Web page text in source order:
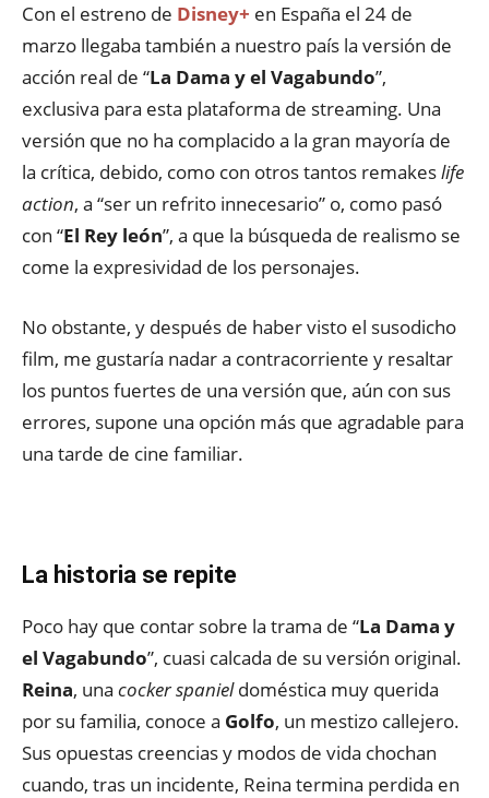
Con el estreno de Disney+ en España el 24 de
marzo llegaba también a nuestro país la versión de
acción real de “La Dama y el Vagabundo”,
exclusiva para esta plataforma de streaming. Una
versión que no ha complacido a la gran mayoría de
la crítica, debido, como con otros tantos remakeslife
action, a “ser un refrito innecesario” o, como pasó
con “El Rey león”, a que la búsqueda de realismo se
come la expresividad de los personajes.
No obstante, y después de haber visto el susodicho
film, me gustaría nadar a contracorriente y resaltar
los puntos fuertes de una versión que, aún con sus
errores, supone una opción más que agradable para
una tarde de cine familiar.
La historia se repite
Poco hay que contar sobre la trama de “La Dama y
el Vagabundo”, cuasi calcada de su versión original.
Reina, una cocker spanieldoméstica muy querida
por su familia, conoce a Golfo, un mestizo callejero.
Sus opuestas creencias y modos de vida chochan
cuando, tras un incidente, Reina termina perdida en